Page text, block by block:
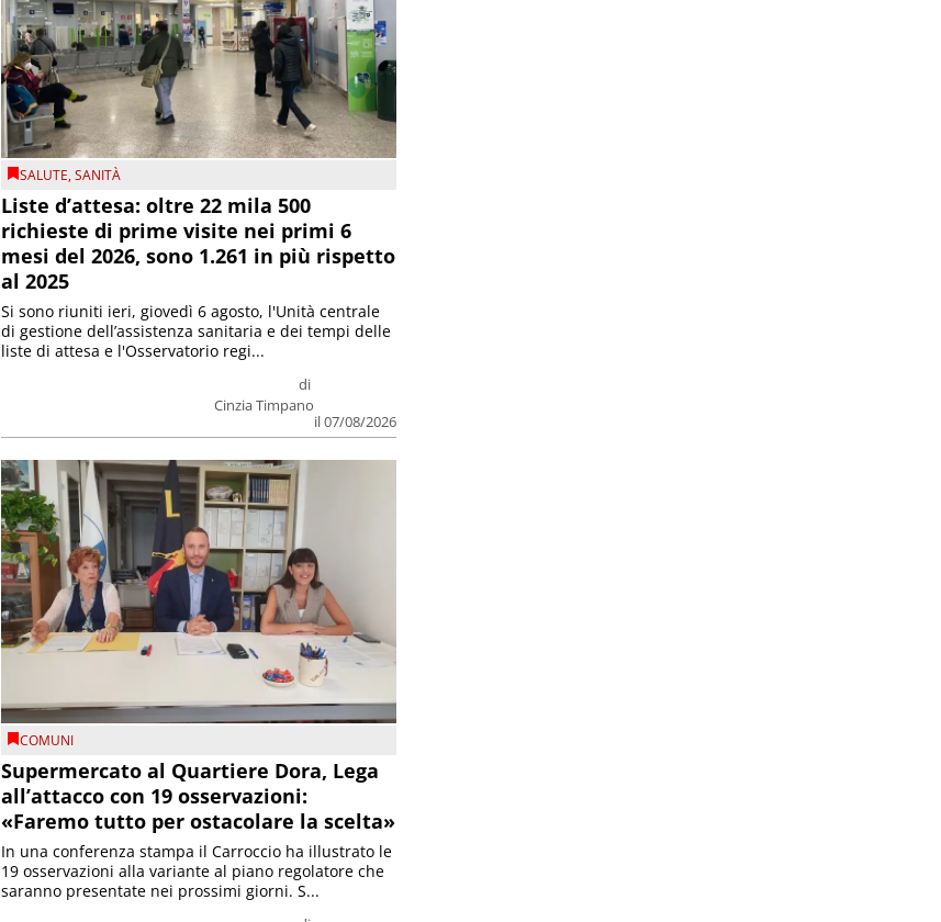
SALUTE,SANITÀ
Liste d’attesa: oltre 22 mila 500
richieste di prime visite nei primi 6
mesi del 2026, sono 1.261 in più rispetto
al 2025
di
Cinzia Timpano
il 07/08/2026
Si sono riuniti ieri, giovedì 6 agosto, l'Unità centrale
di gestione dell’assistenza sanitaria e dei tempi delle
liste di attesa e l'Osservatorio regi...
COMUNI
Supermercato al Quartiere Dora, Lega
all’attacco con 19 osservazioni:
«Faremo tutto per ostacolare la scelta»
In una conferenza stampa il Carroccio ha illustrato le
19 osservazioni alla variante al piano regolatore che
saranno presentate nei prossimi giorni. S...